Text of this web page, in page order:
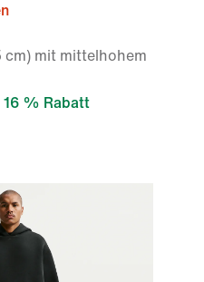
cm) mit mittelhohem
16 % Rabatt